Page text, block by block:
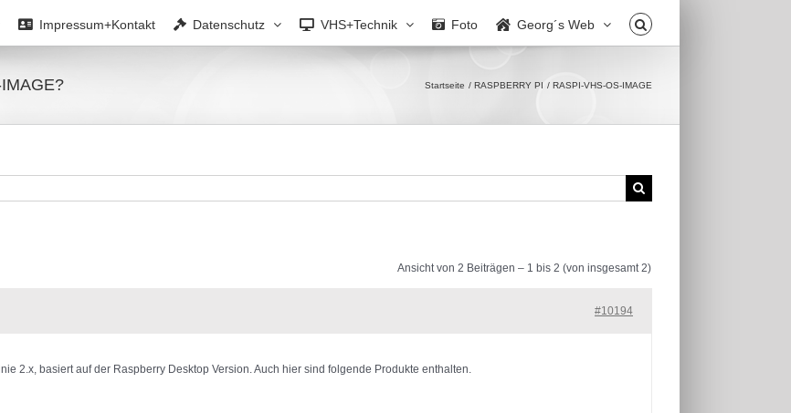
Impressum+Kontakt Datenschutz VHS+Technik Foto Georg´s Web
Startseite RASPBERRY PI RASPI-VHS-OS-IMAGE
Ansicht von 2 Beiträgen – 1 bis 2 (von insgesamt 2)
#10194
2.x, basiert auf der Raspberry Desktop Version. Auch hier sind folgende Produkte enthalten.